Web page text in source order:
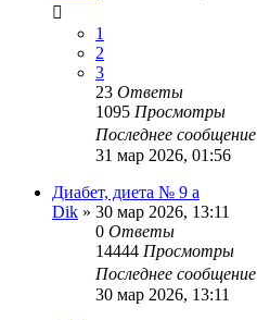
1
2
3
23 Ответы
1095 Просмотры
Последнее сообщение
31 мар 2026, 01:56
Диабет, диета № 9 а
Dik » 30 мар 2026, 13:11
0 Ответы
14444 Просмотры
Последнее сообщение
30 мар 2026, 13:11